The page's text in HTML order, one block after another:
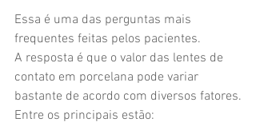
Essa é uma das perguntas mais
frequentes feitas pelos pacientes.
A resposta é que o valor das lentes de
contato em porcelana pode variar
bastante de acordo com diversos fatores.
Entre os principais estão: